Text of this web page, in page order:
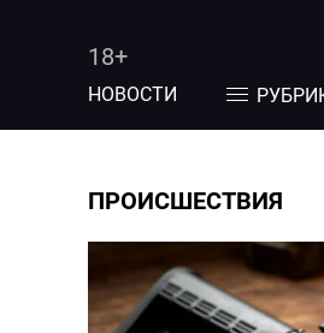
18+
НОВОСТИ
ПРОИСШЕСТВИЯ